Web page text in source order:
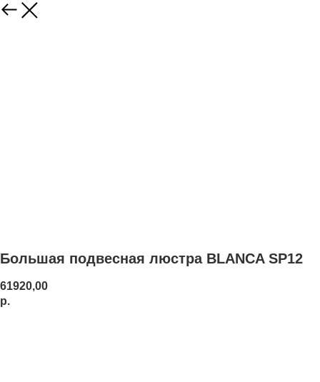
Большая подвесная люстра BLANCA SP12
61920,00
р.